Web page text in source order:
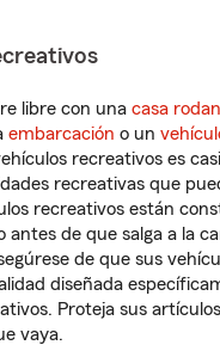
libre con una casa
embarcación o un
recreativos es
recreativas que
recreativos están
antes de que salga a la
de que sus
diseñada
Proteja sus
vaya.